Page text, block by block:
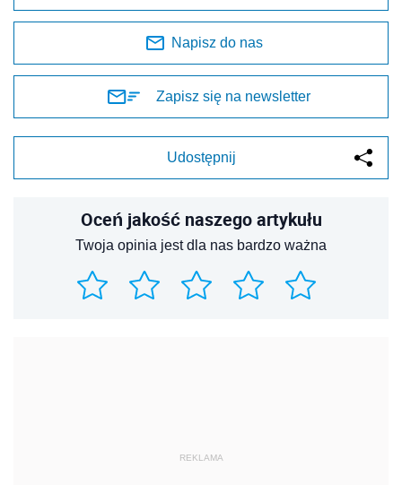
Napisz do nas
Zapisz się na newsletter
Udostępnij
Oceń jakość naszego artykułu
Twoja opinia jest dla nas bardzo ważna
REKLAMA